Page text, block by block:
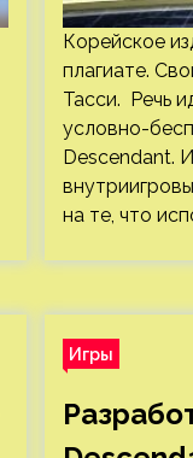
Корейское
плагиате.
Тасси. Речь
условно-
Descendant.
на те, что
Игры